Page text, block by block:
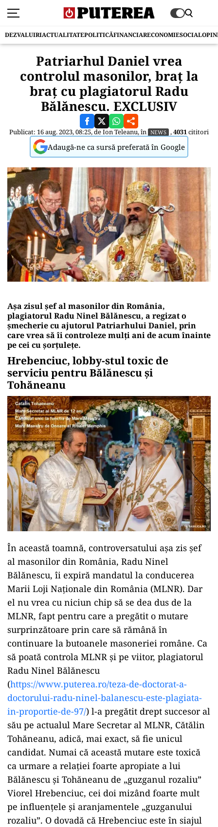
DEZVALUIRIACTUALITATEPOLITICĂFINANCIARECONOMIESOCIAL
Patriarhul Daniel vrea
controlul masonilor, braț la
braț cu plagiatorul Radu
Bălănescu. EXCLUSIV
Publicat: 16 aug. 2023, 08:25, deIon Teleanu, în NEWS ,4031cititori
Adaugă-ne ca sursă preferată în Google
Așa zisul șef al masonilor din România,
plagiatorul Radu Ninel Bălănescu, a regizat o
șmecherie cu ajutorul Patriarhului Daniel, prin
care vrea să îi controleze mulți ani de acum înainte
pe cei cu șorțulețe.
Hrebenciuc, lobby-stul toxic de
serviciu pentru Bălănescu și
Tohăneanu
În această toamnă, controversatului așa zis șef
al masonilor din România, Radu Ninel
Bălănescu, îi expiră mandatul la conducerea
Marii Loji Naționale din România (MLNR). Dar
el nu vrea cu niciun chip să se dea dus de la
MLNR, fapt pentru care a pregătit o mutare
surprinzătoare prin care să rămână în
continuare la butoanele masoneriei române. Ca
să poată controla MLNR și pe viitor, plagiatorul
Radu Ninel Bălănescu
(https://www.puterea.ro/teza-de-doctorat-a-
doctorului-radu-ninel-balanescu-este-plagiata-
in-proportie-de-97/) l-a pregătit drept succesor al
său pe actualul Mare Secretar al MLNR, Cătălin
Tohăneanu, adică, mai exact, să fie unicul
candidat. Numai că această mutare este toxică
ca urmare a relației foarte apropiate a lui
Bălănescu și Tohăneanu de „guzganul rozaliu”
Viorel Hrebenciuc, cei doi mizând foarte mult
pe influențele și aranjamentele „guzganului
rozaliu”. O dovadă că Hrebenciuc este în siajul